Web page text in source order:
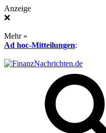
Anzeige
❌
Mehr »
Ad hoc-Mitteilungen: